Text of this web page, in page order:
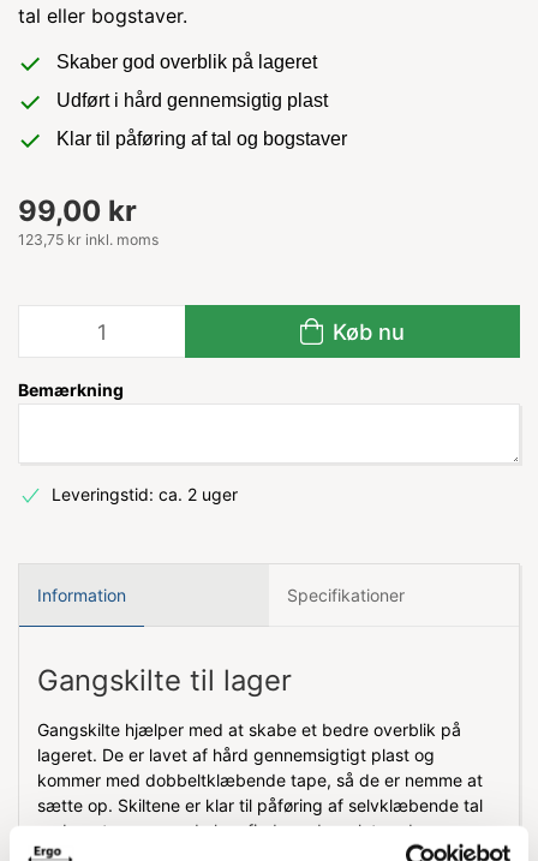
tal eller bogstaver.
Skaber god overblik på lageret
Udført i hård gennemsigtig plast
Klar til påføring af tal og bogstaver
99,00 kr
123,75 kr inkl. moms
Køb nu
Bemærkning
Leveringstid: ca. 2 uger
Information Specifikationer
Gangskilte til lager
Gangskilte hjælper med at skabe et bedre overblik på
lageret. De er lavet af hård gennemsigtigt plast og
kommer med dobbeltklæbende tape, så de er nemme at
sætte op. Skiltene er klar til påføring af selvklæbende tal
og bogstaver, som du kan finde under relaterede varer.